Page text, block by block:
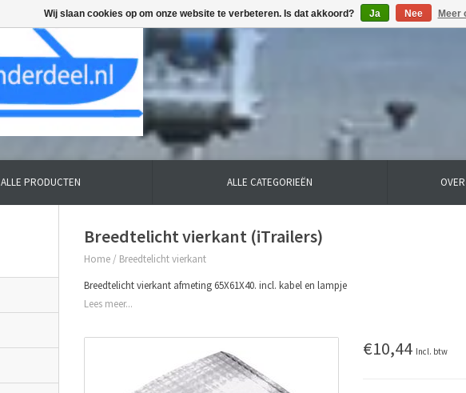
ALLE PRODUCTEN ALLE CATEGORIEËN
Breedtelicht vierkant (iTrailers)
Home / Breedtelicht vierkant
Breedtelicht vierkant afmeting 65X61X40. incl. kabel en lampje
Lees meer...
€10,44 Incl. btw
Wij slaan cookies op om onze website te verbeteren. Is dat akkoord? Ja Nee Meer